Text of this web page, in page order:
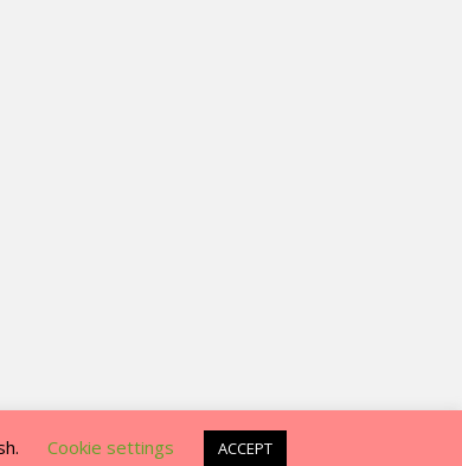
Theme byColorlib Powered byWordPress
Cookie settings ACCEPT